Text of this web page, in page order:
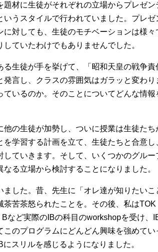
題材に生徒がそれぞれの立場からプレゼ
いうスタイルで行われていました。プレ
に対しても、生徒のモチベーションは様
ていたわけでもありませんでした。
る生徒が手を挙げて、「昭和天皇の戦争
発言し、クラスの雰囲気はガラッと変わ
ているのか。そのことについてどんな情
他の生徒が加勢し、ついに授業は生徒た
を学習する計画を立て、生徒たちと合意
していきます。そして、いくつかのグル
る立場から検討することになりました。
ました。昔、先生に「オレ達が知りたい
茶苦茶怒られたことを。その後、私はTOK
など実際のIBの科目のworkshopを受け、
このプログラムにどんどん興味を強めて
スリルを感じるようになりました。